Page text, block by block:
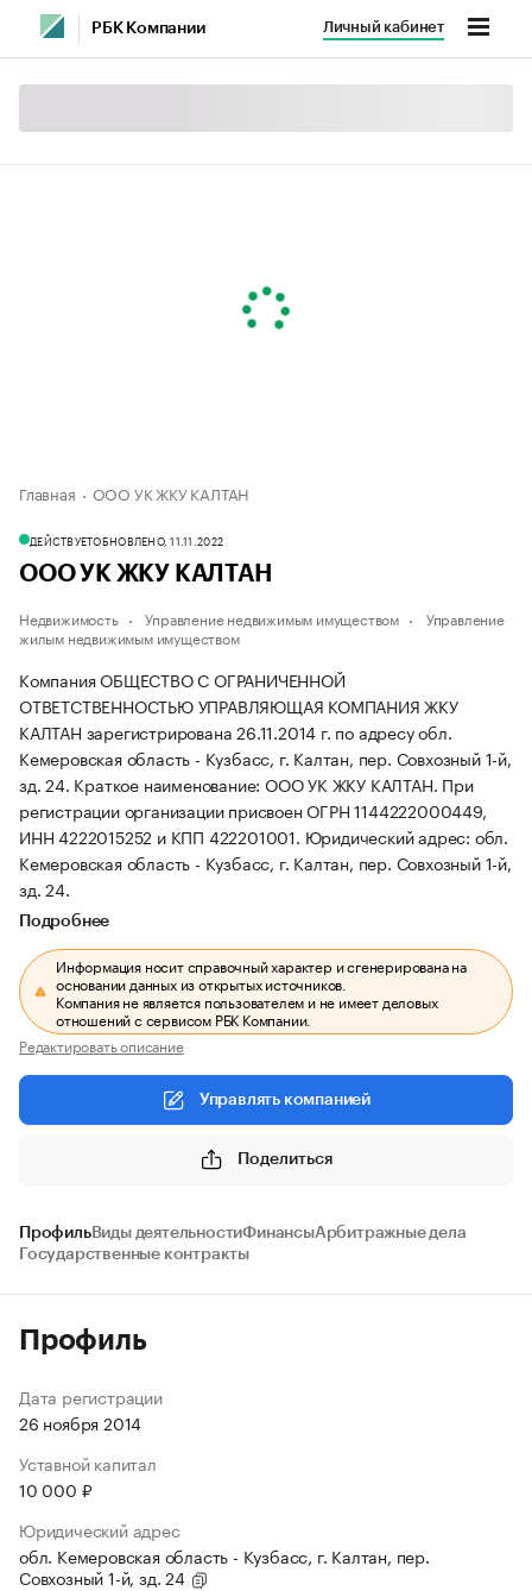
РБК Компании Личный кабинет
Главная ООО УК ЖКУ КАЛТАН
ДЕЙСТВУЕТОБНОВЛЕНО, 11.11.2022
ООО УК ЖКУ КАЛТАН
Недвижимость Управление недвижимым имуществом
Управление
жилым недвижимым имуществом
Компания ОБЩЕСТВО С ОГРАНИЧЕННОЙ
ОТВЕТСТВЕННОСТЬЮ УПРАВЛЯЮЩАЯ КОМПАНИЯ ЖКУ
КАЛТАН зарегистрирована 26.11.2014 г. по адресу обл.
Кемеровская область - Кузбасс, г. Калтан, пер. Совхозный 1-й,
зд. 24. Краткое наименование: ООО УК ЖКУ КАЛТАН. При
регистрации организации присвоен ОГРН 1144222000449,
ИНН 4222015252 и КПП 422201001. Юридический адрес: обл.
Кемеровская область - Кузбасс, г. Калтан, пер. Совхозный 1-й,
зд. 24.
Подробнее
Информация носит справочный характер и сгенерирована на
основании данных из открытых источников.
Компания не является пользователем и не имеет деловых
отношений с сервисом РБК Компании.
Редактировать описание
Управлять компанией
Поделиться
ПрофильВиды деятельностиФинансыАрбитражные дела
Государственные контракты
Профиль
Дата регистрации
26 ноября 2014
Уставной капитал
10 000 ₽
Юридический адрес
обл. Кемеровская область - Кузбасс, г. Калтан, пер.
Совхозный 1-й, зд. 24